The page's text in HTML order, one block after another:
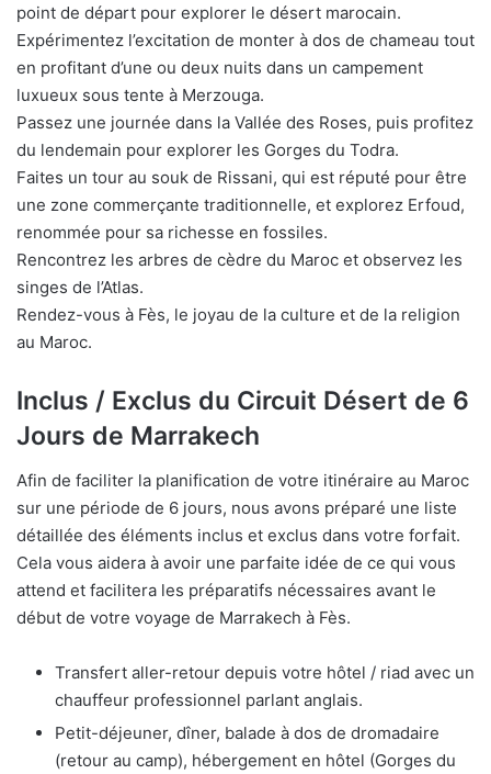
point de départ pour explorer le désert marocain.
Expérimentez l’excitation de monter à dos de chameau tout
en profitant d’une ou deux nuits dans un campement
luxueux sous tente à Merzouga.
Passez une journée dans la Vallée des Roses, puis profitez
du lendemain pour explorer les Gorges du Todra.
Faites un tour au souk de Rissani, qui est réputé pour être
une zone commerçante traditionnelle, et explorez Erfoud,
renommée pour sa richesse en fossiles.
Rencontrez les arbres de cèdre du Maroc et observez les
singes de l’Atlas.
Rendez-vous à Fès, le joyau de la culture et de la religion
au Maroc.
Inclus / Exclus du Circuit Désert de 6
Jours de Marrakech
Afin de faciliter la planification de votre itinéraire au Maroc
sur une période de 6 jours, nous avons préparé une liste
détaillée des éléments inclus et exclus dans votre forfait.
Cela vous aidera à avoir une parfaite idée de ce qui vous
attend et facilitera les préparatifs nécessaires avant le
début de votre voyage de Marrakech à Fès.
Transfert aller-retour depuis votre hôtel / riad avec un
chauffeur professionnel parlant anglais.
Petit-déjeuner, dîner, balade à dos de dromadaire
(retour au camp), hébergement en hôtel (Gorges du